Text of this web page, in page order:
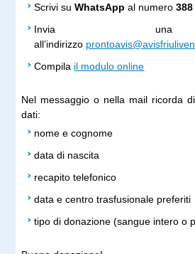
Scrivi suWhatsApp al numero
Invia
all’indirizzo
Compila il modulo online
Nel messaggio o nella mail ricorda
dati:
nome e cognome
data di nascita
recapito telefonico
data e centro trasfusionale preferiti
tipo di donazione (sangue intero o